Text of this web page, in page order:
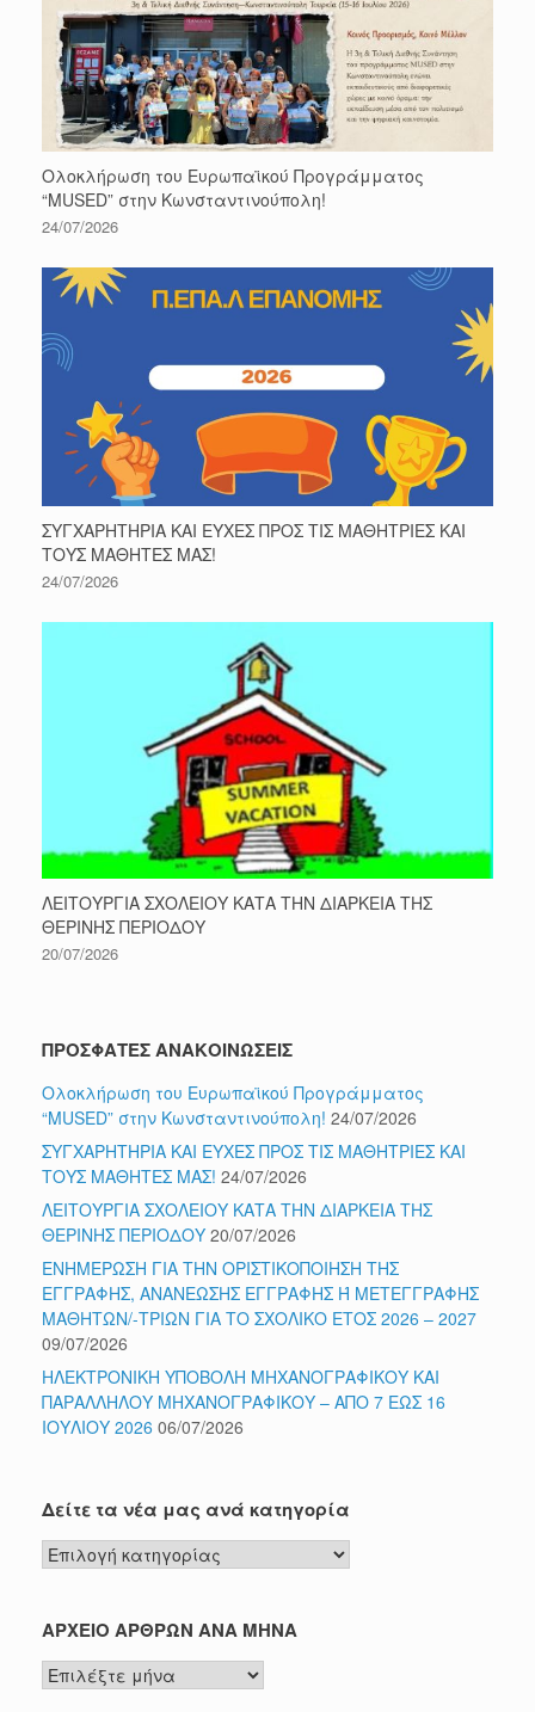
Ολοκλήρωση του Ευρωπαϊκού Προγράμματος
“MUSED” στην Κωνσταντινούπολη!
24/07/2026
ΣΥΓΧΑΡΗΤΗΡΙΑ ΚΑΙ ΕΥΧΕΣ ΠΡΟΣ ΤΙΣ ΜΑΘΗΤΡΙΕΣ ΚΑΙ
ΤΟΥΣ ΜΑΘΗΤΕΣ ΜΑΣ!
24/07/2026
ΛΕΙΤΟΥΡΓΙΑ ΣΧΟΛΕΙΟΥ ΚΑΤΑ ΤΗΝ ΔΙΑΡΚΕΙΑ ΤΗΣ
ΘΕΡΙΝΗΣ ΠΕΡΙΟΔΟΥ
20/07/2026
ΠΡΟΣΦΑΤΕΣ ΑΝΑΚΟΙΝΩΣΕΙΣ
Ολοκλήρωση του Ευρωπαϊκού Προγράμματος
“MUSED” στην Κωνσταντινούπολη! 24/07/2026
ΣΥΓΧΑΡΗΤΗΡΙΑ ΚΑΙ ΕΥΧΕΣ ΠΡΟΣ ΤΙΣ ΜΑΘΗΤΡΙΕΣ ΚΑΙ
ΤΟΥΣ ΜΑΘΗΤΕΣ ΜΑΣ! 24/07/2026
ΛΕΙΤΟΥΡΓΙΑ ΣΧΟΛΕΙΟΥ ΚΑΤΑ ΤΗΝ ΔΙΑΡΚΕΙΑ ΤΗΣ
ΘΕΡΙΝΗΣ ΠΕΡΙΟΔΟΥ 20/07/2026
ΕΝΗΜΕΡΩΣΗ ΓΙΑ ΤΗΝ ΟΡΙΣΤΙΚΟΠΟΙΗΣΗ ΤΗΣ
ΕΓΓΡΑΦΗΣ, ΑΝΑΝΕΩΣΗΣ ΕΓΓΡΑΦΗΣ Ή ΜΕΤΕΓΓΡΑΦΗΣ
ΜΑΘΗΤΩΝ/-ΤΡΙΩΝ ΓΙΑ ΤΟ ΣΧΟΛΙΚΟ ΕΤΟΣ 2026 – 2027
09/07/2026
ΗΛΕΚΤΡΟΝΙΚΗ ΥΠΟΒΟΛΗ ΜΗΧΑΝΟΓΡΑΦΙΚΟΥ ΚΑΙ
ΠΑΡΑΛΛΗΛΟΥ ΜΗΧΑΝΟΓΡΑΦΙΚΟΥ – ΑΠΟ 7 ΕΩΣ 16
ΙΟΥΛΙΟΥ 2026 06/07/2026
Δείτε τα νέα μας ανά κατηγορία
Δείτε
τα
μας
κατηγορία
ΑΡΧΕΙΟ ΑΡΘΡΩΝ ΑΝΑ ΜΗΝΑ
ΑΡΧΕΙΟ
ΑΡΘΡΩΝ